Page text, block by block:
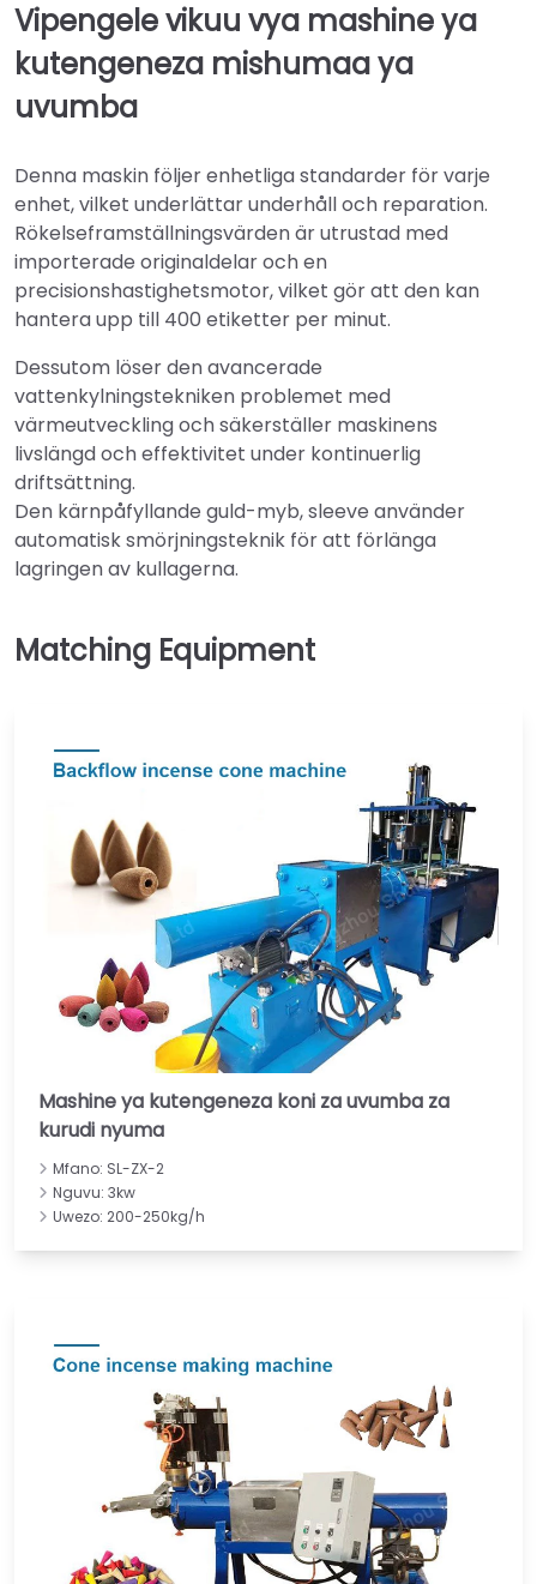
Vipengele vikuu vya mashine ya
kutengeneza mishumaa ya
uvumba
Denna maskin följer enhetliga standarder för varje
enhet, vilket underlättar underhåll och reparation.
Rökelseframställningsvärden är utrustad med
importerade originaldelar och en
precisionshastighetsmotor, vilket gör att den kan
hantera upp till 400 etiketter per minut.
Dessutom löser den avancerade
vattenkylningstekniken problemet med
värmeutveckling och säkerställer maskinens
livslängd och effektivitet under kontinuerlig
driftsättning.
Den kärnpåfyllande guld-myb, sleeve använder
automatisk smörjningsteknik för att förlänga
lagringen av kullagerna.
Mashine ya kutengeneza koni za uvumba za
kurudi nyuma
Mfano: SL-ZX-2
Nguvu: 3kw
Uwezo: 200-250kg/h